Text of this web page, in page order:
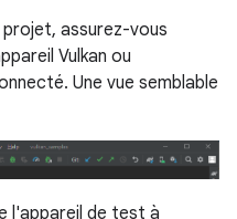
assurez-vous
Vulkan ou
Une vue semblable
l'appareil de test à